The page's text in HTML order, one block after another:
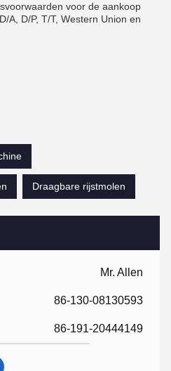
Mr. Allen
86-130-08130593
86-191-20444149
voor de aankoop
A, D/P, T/T, Western Union en
Draagbare rijstmolen